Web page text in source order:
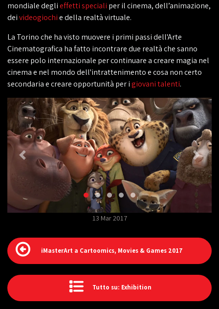
mondiale deglieffetti speciali per il cinema, dell’animazione,
deivideogiochie della realtà virtuale.
La Torino che ha visto muovere i primi passi dell'Arte
Cinematografica ha fatto incontrare due realtà che sanno
essere polo internazionale per continuare a creare magia nel
cinema e nel mondo dell'intrattenimento e cosa non certo
secondaria e creare opportunità per igiovani talenti.
13 Mar 2017
iMasterArt a Cartoomics, Movies & Games 2017
Tutto su: Exhibition